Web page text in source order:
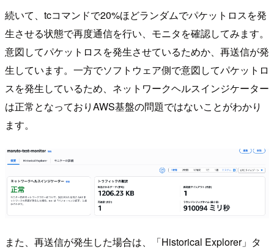
続いて、tcコマンドで20%ほどランダムでパケットロスを発
生させる状態で再度通信を行い、モニタを確認してみます。
意図してパケットロスを発生させているためか、再送信が発
生しています。一方でソフトウェア側で意図してパケットロ
スを発生しているため、ネットワークヘルスインジケーター
は正常となっておりAWS基盤の問題ではないことがわかり
ます。
また、再送信が発生した場合は、「Historical Explorer」タ